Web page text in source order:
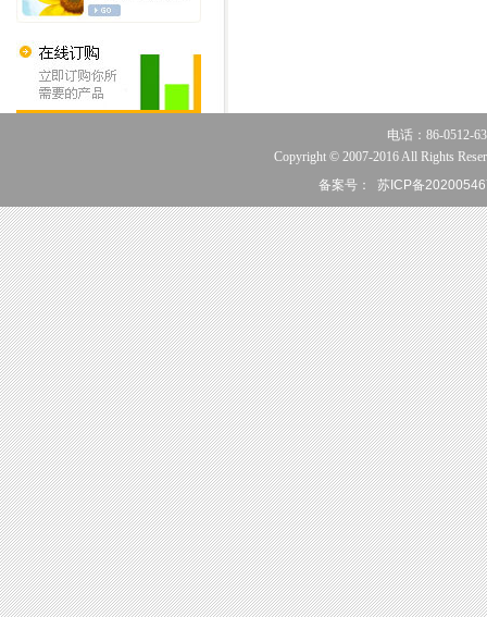
电话：86-0512-
Copyright © 2007-2016 All Rights
备案号：
苏ICP备